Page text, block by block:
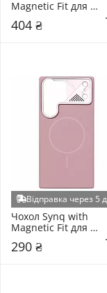
Magnetic Fit для
Samsung Galaxy
S25 Light Blue
404 ₴
Відправка через 5
Чохол Synq with
Magnetic Fit для
Samsung Galaxy
S25 Pink
290 ₴